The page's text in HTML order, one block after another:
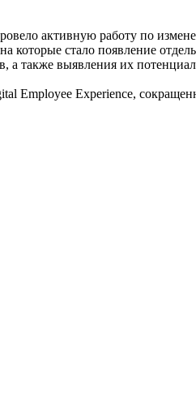
активную работу по
которые стало появление
а также выявления их
Employee Experience,